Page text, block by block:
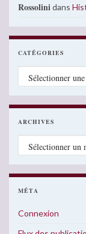
Rossolinidans
CATÉGORIES
Catégories
ARCHIVES
Archives
MÉTA
Connexion